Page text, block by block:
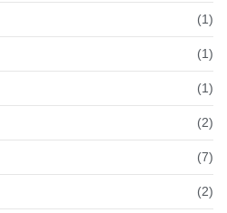
(1)
(1)
(1)
(2)
(7)
(2)